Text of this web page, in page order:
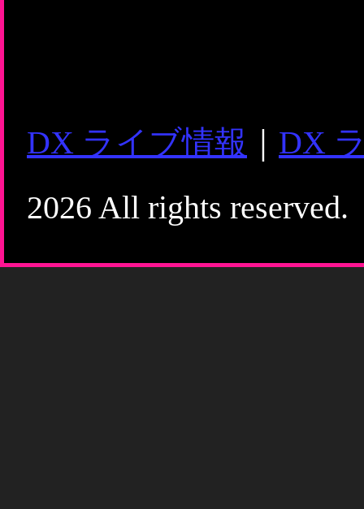
DX ライブ情報
DX
2026 All rights reserved.